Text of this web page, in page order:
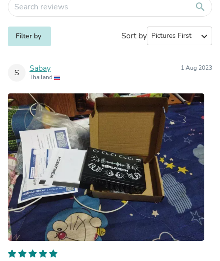
search
Filter by Sort by expand_more
S Sabay
Thailand
1 Aug 2023